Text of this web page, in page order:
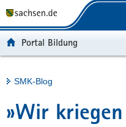
t
b
e
u
n
h
e
v
e
Portalübergreifende
Portal Bildung
Hauptinhalt
SMK-Blog
»Wir